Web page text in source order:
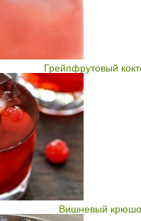
Грейпфрутовый
Вишневый